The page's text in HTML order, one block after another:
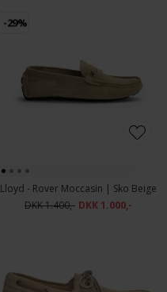
-29%
Lloyd - Rover Moccasin | Sko Beige
DKK 1.400,- DKK 1.000,-